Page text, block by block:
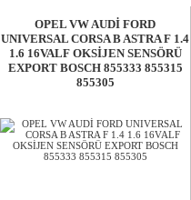
OPEL VW AUDİ FORD
UNIVERSAL CORSA B ASTRA F 1.4
1.6 16VALF OKSİJEN SENSÖRÜ
EXPORT BOSCH 855333 855315
855305